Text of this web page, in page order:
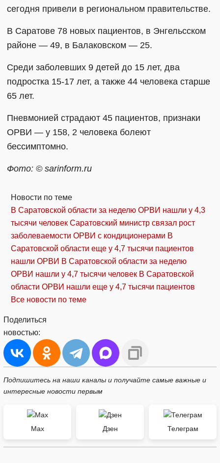
сегодня привели в региональном правительстве.
В Саратове 78 новых пациентов, в Энгельсском
районе — 49, в Балаковском — 25.
Среди заболевших 9 детей до 15 лет, два
подростка 15-17 лет, а также 44 человека старше
65 лет.
Пневмонией страдают 45 пациентов, признаки
ОРВИ — у 158, 2 человека болеют
бессимптомно.
Фото: © sarinform.ru
Новости по теме
В Саратовской области за неделю ОРВИ нашли у 4,3
тысячи человек Саратовский министр связал рост
заболеваемости ОРВИ с кондиционерами В
Саратовской области еще у 4,7 тысячи пациентов
нашли ОРВИ В Саратовской области за неделю
ОРВИ нашли у 4,7 тысячи человек В Саратовской
области ОРВИ нашли еще у 4,7 тысячи пациентов
Все новости по теме
Поделиться
новостью:
Подпишитесь на наши каналы и получайте самые важные и
интересные новости первым
Max Дзен Телеграм